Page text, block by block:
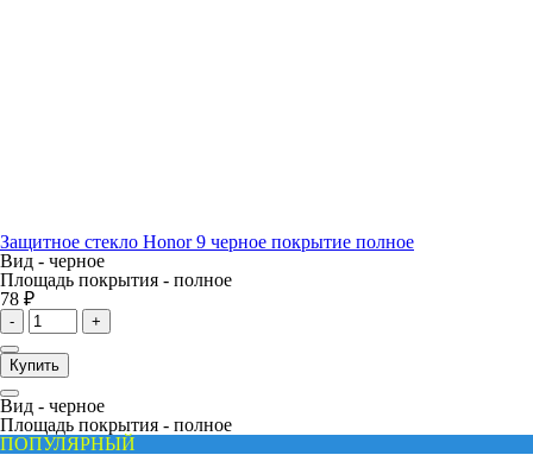
Защитное стекло Honor 9 черное покрытие полное
Вид - черное
Площадь покрытия - полное
78 ₽
- +
Купить
Вид - черное
Площадь покрытия - полное
ПОПУЛЯРНЫЙ